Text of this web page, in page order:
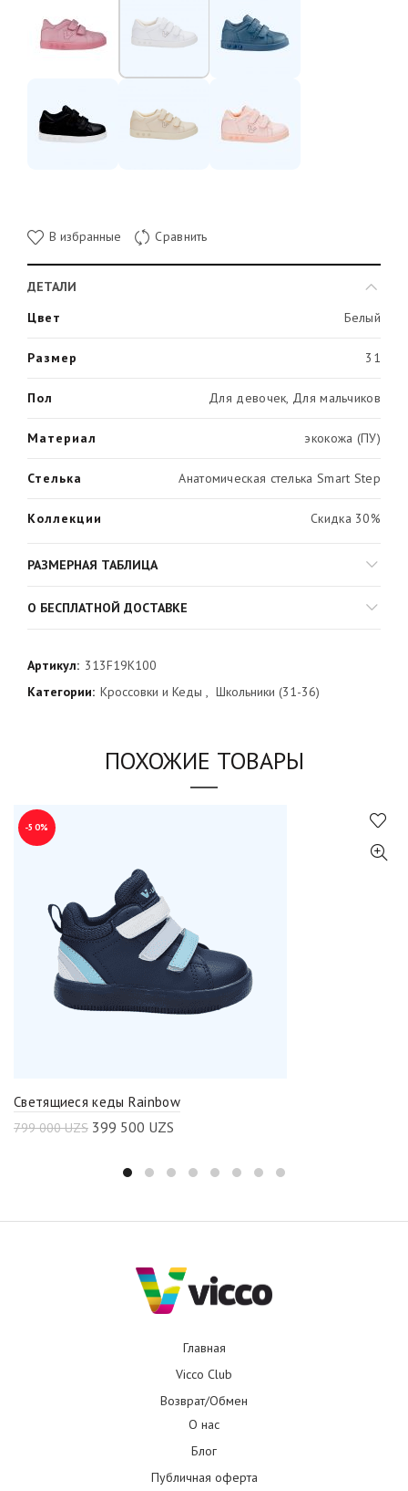
В избранные Сравнить
ДЕТАЛИ
Цвет
Белый
Размер 31
Пол Для девочек, Для мальчиков
Материал экокожа (ПУ)
Стелька Анатомическая стелька Smart Step
Коллекции Скидка 30%
РАЗМЕРНАЯ ТАБЛИЦА
О БЕСПЛАТНОЙ ДОСТАВКЕ
Артикул: 313F19K100
Категории: Кроссовки и Кеды , Школьники (31-36)
ПОХОЖИЕ ТОВАРЫ
-50%
Светящиеся кеды Rainbow
799 000UZS 399 500 UZS
Главная
Vicco Club
Возврат/Обмен
О нас
Блог
Публичная оферта